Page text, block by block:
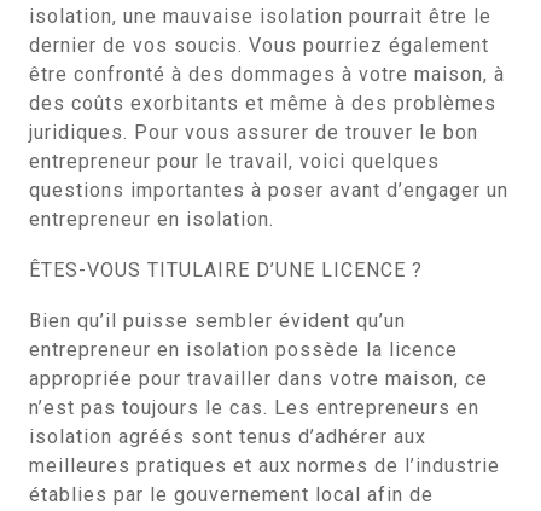
isolation, une mauvaise isolation pourrait être le
dernier de vos soucis. Vous pourriez également
être confronté à des dommages à votre maison, à
des coûts exorbitants et même à des problèmes
juridiques. Pour vous assurer de trouver le bon
entrepreneur pour le travail, voici quelques
questions importantes à poser avant d’engager un
entrepreneur en isolation.
ÊTES-VOUS TITULAIRE D’UNE LICENCE ?
Bien qu’il puisse sembler évident qu’un
entrepreneur en isolation possède la licence
appropriée pour travailler dans votre maison, ce
n’est pas toujours le cas. Les entrepreneurs en
isolation agréés sont tenus d’adhérer aux
meilleures pratiques et aux normes de l’industrie
établies par le gouvernement local afin de